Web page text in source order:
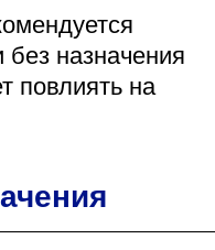
без назначения
повлиять на